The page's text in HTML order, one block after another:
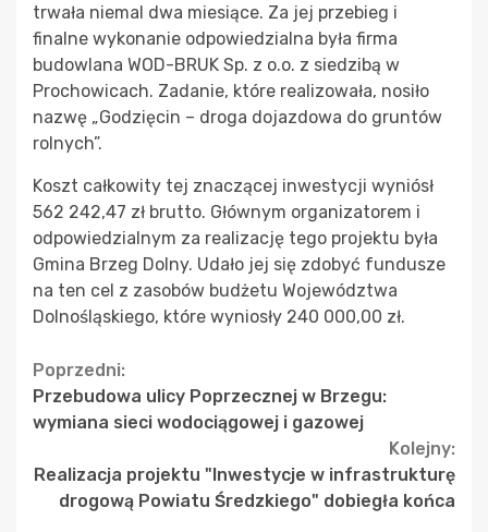
trwała niemal dwa miesiące. Za jej przebieg i
finalne wykonanie odpowiedzialna była firma
budowlana WOD-BRUK Sp. z o.o. z siedzibą w
Prochowicach. Zadanie, które realizowała, nosiło
nazwę „Godzięcin – droga dojazdowa do gruntów
rolnych”.
Koszt całkowity tej znaczącej inwestycji wyniósł
562 242,47 zł brutto. Głównym organizatorem i
odpowiedzialnym za realizację tego projektu była
Gmina Brzeg Dolny. Udało jej się zdobyć fundusze
na ten cel z zasobów budżetu Województwa
Dolnośląskiego, które wyniosły 240 000,00 zł.
Continue
Reading
Poprzedni:
Przebudowa ulicy Poprzecznej w Brzegu:
wymiana sieci wodociągowej i gazowej
Kolejny:
Realizacja projektu "Inwestycje w infrastrukturę
drogową Powiatu Średzkiego" dobiegła końca